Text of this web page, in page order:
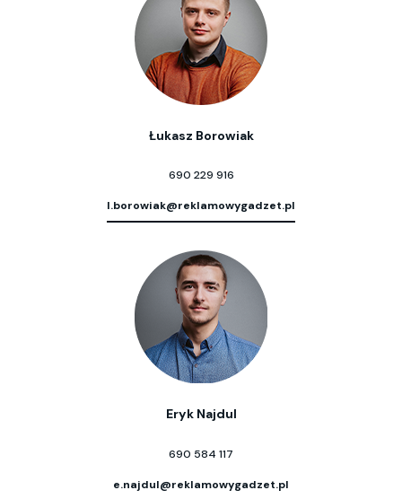
Łukasz Borowiak
690 229 916
l.borowiak@reklamowygadzet.pl
Eryk Najdul
690 584 117
e.najdul@reklamowygadzet.pl